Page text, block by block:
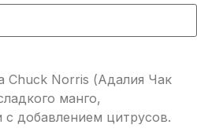
составляла138,00 ₽.
Chuck Norris (Адалия Чак
манго,
с добавлением цитрусов.